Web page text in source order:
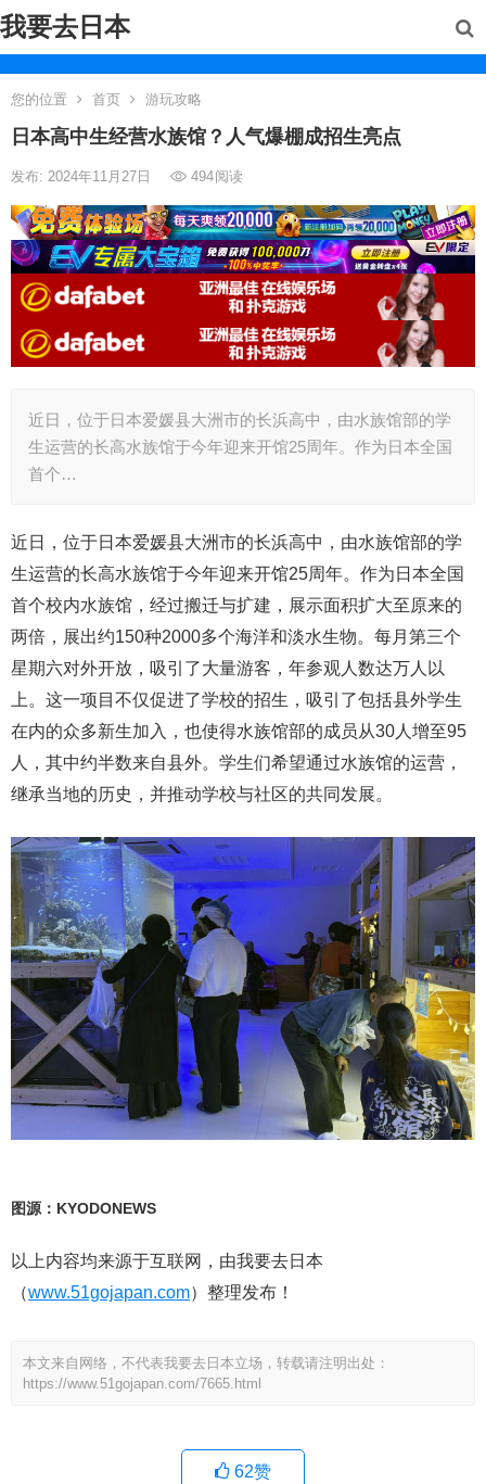
我要去日本
您的位置 首页 游玩攻略
日本高中生经营水族馆？人气爆棚成招生亮点
发布: 2024年11月27日 494阅读
近日，位于日本爱媛县大洲市的长浜高中，由水族馆部的学
生运营的长高水族馆于今年迎来开馆25周年。作为日本全国
首个…
近日，位于日本爱媛县大洲市的长浜高中，由水族馆部的学
生运营的长高水族馆于今年迎来开馆25周年。作为日本全国
首个校内水族馆，经过搬迁与扩建，展示面积扩大至原来的
两倍，展出约150种2000多个海洋和淡水生物。每月第三个
星期六对外开放，吸引了大量游客，年参观人数达万人以
上。这一项目不仅促进了学校的招生，吸引了包括县外学生
在内的众多新生加入，也使得水族馆部的成员从30人增至95
人，其中约半数来自县外。学生们希望通过水族馆的运营，
继承当地的历史，并推动学校与社区的共同发展。
图源：KYODONEWS
以上内容均来源于互联网，由我要去日本
（www.51gojapan.com）整理发布！
本文来自网络，不代表我要去日本立场，转载请注明出处：
https://www.51gojapan.com/7665.html
62赞